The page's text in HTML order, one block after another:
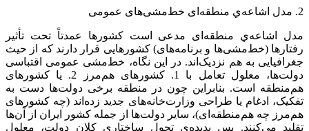
2. مدل اشاعه‌ي منطقه‌ای خط‌مشی‌های عمومی
مدل اشاعه‌ي منطقه‌ای مدعی است کشورها عمدتاً تحت تأثیر
رفتارها (خط‌مشی‌ها و برنامه‌های) کشورهایی قرار دارند که از حیث
جغرافیایی به هم نزدیک‌اند. در این نگاه، خط‌مشی عمومی اقتباسی
دولت‌ها، معلول تعامل با 1. کشورهای هم‌مرز 2. یا کشورهای
هم‌منطقه‌ است. بنابراین چون در منطقه برخی دولت‌ها دست به
تفکیک، ادغام یا طراحی وزارت‌خانه‌های جدید زده‌اند (چه کشورهای
هم‌مرز چه هم‌منطقه‌ای)، سایر دولت‌ها از جمله کشور ایران از آن‌ها
تقلید می‌کنند. پس پدیده‌ي تحول ساختاری کلان دولت، معلول